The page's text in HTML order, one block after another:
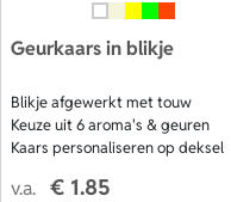
Geurkaars in blikje
Blikje afgewerkt met touw
Keuze uit 6 aroma's & geuren
Kaars personaliseren op deksel
v.a. € 1.85